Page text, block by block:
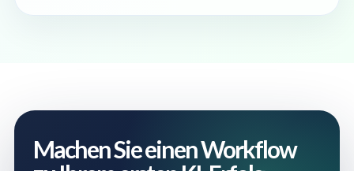
Machen Sie einen Workflow